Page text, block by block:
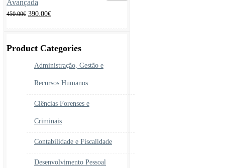
Avançada
450.00€ O
preço
original
450.00€.
390.00€O
preço
atual
390.00€.
Product Categories
Administração, Gestão e
Recursos Humanos
Ciências Forenses e
Criminais
Contabilidade e Fiscalidade
Desenvolvimento Pessoal